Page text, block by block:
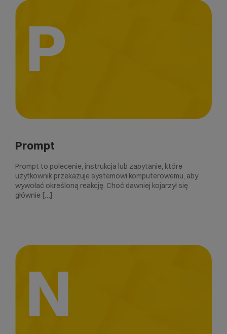
P
Prompt
Prompt to polecenie, instrukcja lub zapytanie, które
użytkownik przekazuje systemowi komputerowemu, aby
wywołać określoną reakcję. Choć dawniej kojarzył się
głównie […]
N